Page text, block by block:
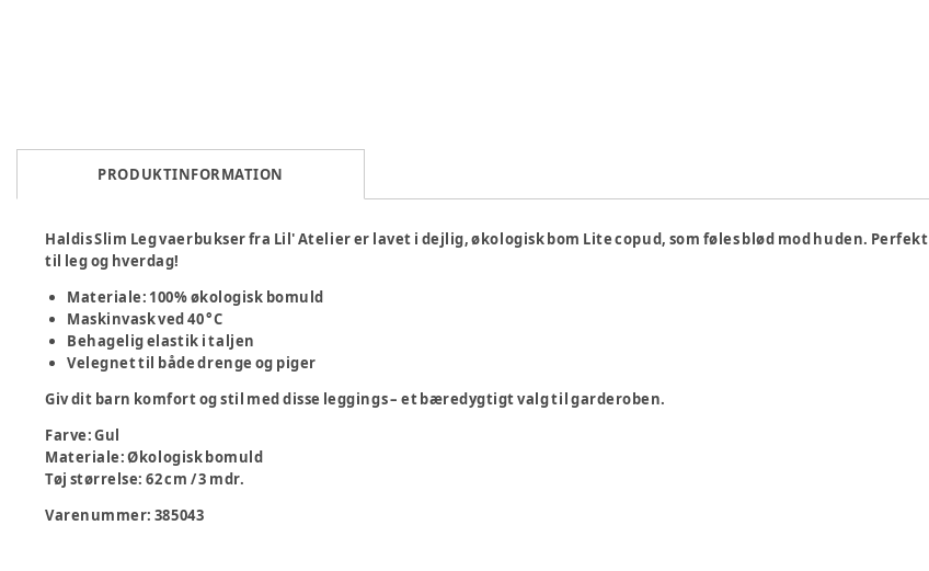
PRODUKTINFORMATION
Haldis Slim Leg vaerbukser fra Lil' Atelier er lavet i dejlig, økologisk bom Lite copud, som føles blød mod huden. Perfekt
til leg og hverdag!
Materiale: 100% økologisk bomuld
Maskinvask ved 40 °C
Behagelig elastik i taljen
Velegnet til både drenge og piger
Giv dit barn komfort og stil med disse leggings – et bæredygtigt valg til garderoben.
Farve:Gul
Materiale:Økologisk bomuld
Tøj størrelse:62 cm / 3 mdr.
Varenummer: 385043